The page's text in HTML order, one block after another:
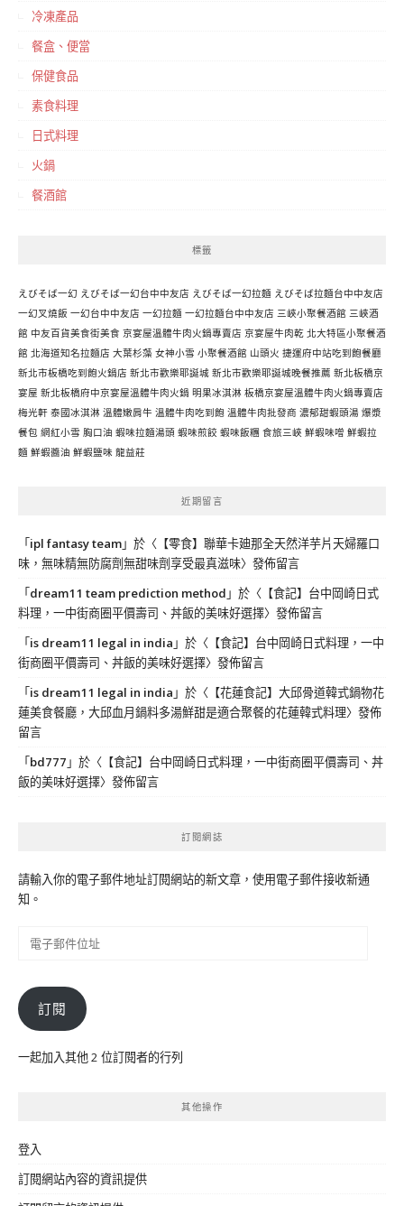
冷凍產品
餐盒、便當
保健食品
素食料理
日式料理
火鍋
餐酒館
標籤
えびそば一幻 えびそば一幻台中中友店 えびそば一幻拉麵 えびそば拉麵台中中友店
一幻叉燒飯 一幻台中中友店 一幻拉麵 一幻拉麵台中中友店 三峽小聚餐酒館 三峽酒
館 中友百貨美食街美食 京宴屋溫體牛肉火鍋專賣店 京宴屋牛肉乾 北大特區小聚餐酒
館 北海道知名拉麵店 大葉杉藻 女神小雪 小聚餐酒館 山頭火 捷運府中站吃到飽餐廳
新北市板橋吃到飽火鍋店 新北市歡樂耶誕城 新北市歡樂耶誕城晚餐推薦 新北板橋京
宴屋 新北板橋府中京宴屋溫體牛肉火鍋 明果冰淇淋 板橋京宴屋溫體牛肉火鍋專賣店
梅光軒 泰國冰淇淋 溫體嫩肩牛 溫體牛肉吃到飽 溫體牛肉批發商 濃郁甜蝦頭湯 爆漿
餐包 網紅小雪 胸口油 蝦味拉麵湯頭 蝦味煎餃 蝦味飯糰 食旅三峽 鮮蝦味噌 鮮蝦拉
麵 鮮蝦醬油 鮮蝦鹽味 龍益莊
近期留言
「ipl fantasy team」於〈 【零食】聯華卡廸那全天然洋芋片天婦羅口
味，無味精無防腐劑無甜味劑享受最真滋味〉發佈留言
「dream11 team prediction method 」於〈 【食記】台中岡崎日式
料理，一中街商圈平價壽司、丼飯的美味好選擇〉發佈留言
「is dream11 legal in india 」於〈 【食記】台中岡崎日式料理，一中
街商圈平價壽司、丼飯的美味好選擇〉發佈留言
「is dream11 legal in india 」於〈 【花蓮食記】大邱骨道韓式鍋物花
蓮美食餐廳，大邱血月鍋料多湯鮮甜是適合聚餐的花蓮韓式料理〉發佈
留言
「bd777 」於〈 【食記】台中岡崎日式料理，一中街商圈平價壽司、丼
飯的美味好選擇〉發佈留言
訂閱網誌
請輸入你的電子郵件地址訂閱網站的新文章，使用電子郵件接收新通
知。
件
位
訂閱
一起加入其他 2 位訂閱者的行列
其他操作
登入
訂閱網站內容的資訊提供